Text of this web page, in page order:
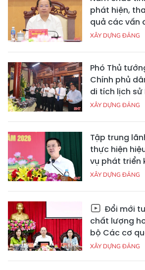
phát hiện,
quả các vấn
XÂY DỰNG ĐẢNG
Phó Thủ
Chính phủ
di tích lịch sử
XÂY DỰNG ĐẢNG
Tập trung
thực hiện
vụ phát triển
XÂY DỰNG ĐẢNG
Đổi mới
chất lượng
bộ Các cơ
XÂY DỰNG ĐẢNG